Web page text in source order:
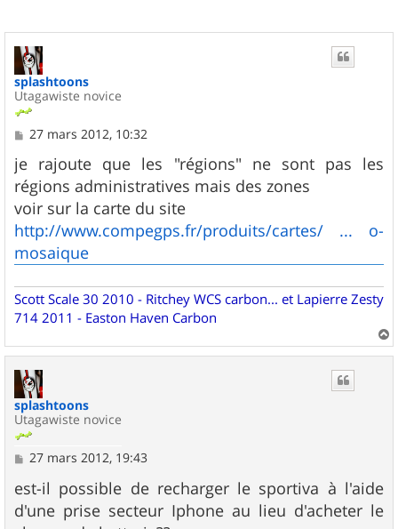
splashtoons
Utagawiste novice
M
s
s
a
g
e
27 mars 2012, 10:32
je rajoute que les "régions" ne sont pas les
régions administratives mais des zones
voir sur la carte du site
http://www.compegps.fr/produits/cartes/ ... o-
mosaique
Scott Scale 30 2010 - Ritchey WCS carbon... et Lapierre Zesty
714 2011 - Easton Haven Carbon
a
splashtoons
Utagawiste novice
M
s
s
a
27 mars 2012, 19:43
est-il possible de recharger le sportiva à l'aide
d'une prise secteur Iphone au lieu d'acheter le